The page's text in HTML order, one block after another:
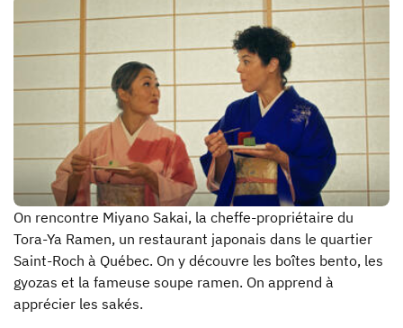
On rencontre Miyano Sakai, la cheffe-propriétaire du
Tora-Ya Ramen, un restaurant japonais dans le quartier
Saint-Roch à Québec. On y découvre les boîtes bento, les
gyozas et la fameuse soupe ramen. On apprend à
apprécier les sakés.